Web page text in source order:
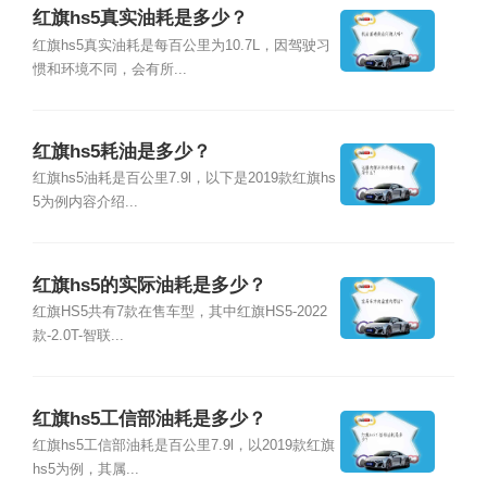
红旗hs5真实油耗是多少？
红旗hs5真实油耗是每百公里为10.7L，因驾驶习
惯和环境不同，会有所...
红旗hs5耗油是多少？
红旗hs5油耗是百公里7.9l，以下是2019款红旗hs
5为例内容介绍...
红旗hs5的实际油耗是多少？
红旗HS5共有7款在售车型，其中红旗HS5-2022
款-2.0T-智联...
红旗hs5工信部油耗是多少？
红旗hs5工信部油耗是百公里7.9l，以2019款红旗
hs5为例，其属...